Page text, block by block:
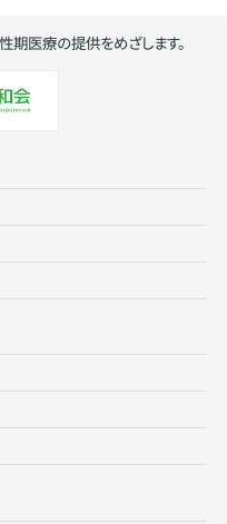
医療の提供をめざします。